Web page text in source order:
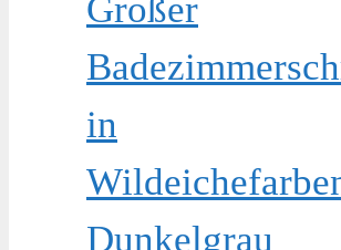
Großer
in
Dunkelgrau